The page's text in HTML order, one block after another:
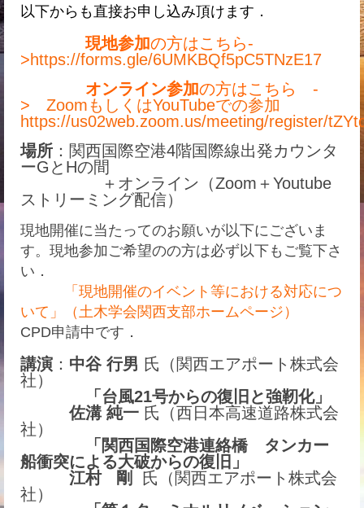
以下からも直接お申し込み頂けます．
現地参加の方はこちら-
>https://forms.gle/6UMKBQf5pC5TNzE17
オンライン参加の方はこちら -
> ZoomもしくはYouTubeでの参加
https://us02web.zoom.us/meeting/register/
場所 ：関西国際空港4階国際線出発カウンタ
ーGとHの間
＋オンライン（Zoom＋Youtube
ストリーミング配信）
現地開催に当たってのお願いが以下にございま
す。現地参加ご希望のの方は必ず以下もご覧下さ
い．
「現地開催のイベント等における対応につ
いて」（土木学会関西支部ホームページ）
CPD申請中です．
講演 ： 中谷 行男 氏（関西エアポート株式会
社）
「台風21号からの復旧と強靭化」
佐溝 純一 氏（西日本高速道路株式会
社）
「関西国際空港連絡橋 タンカー
船衝突による大破からの復旧」
江村 剛 氏（関西エアポート株式会
社）